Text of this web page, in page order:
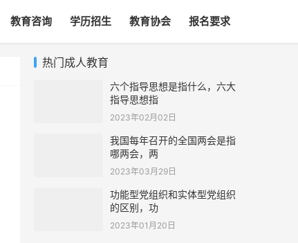
教育咨询 学历招生 教育协会 报名要求
热门成人教育
六个指导思想是指什么，六大
指导思想指
2023年02月02日
我国每年召开的全国两会是指
哪两会，两
2023年03月29日
功能型党组织和实体型党组织
的区别，功
2023年01月20日